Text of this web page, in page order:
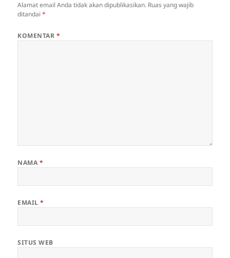
Alamat email Anda tidak akan dipublikasikan. Ruas yang wajib
ditandai*
KOMENTAR *
NAMA *
EMAIL*
SITUS WEB